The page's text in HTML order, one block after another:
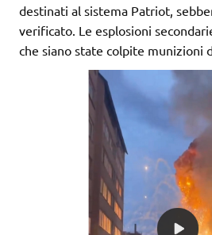
destinati al sistema Patriot,
verificato. Le esplosioni
che siano state colpite munizioni